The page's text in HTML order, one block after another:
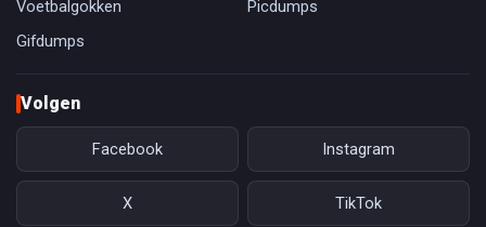
Voetbalgokken
Picdumps
Gifdumps
Volgen
Facebook Instagram
X TikTok